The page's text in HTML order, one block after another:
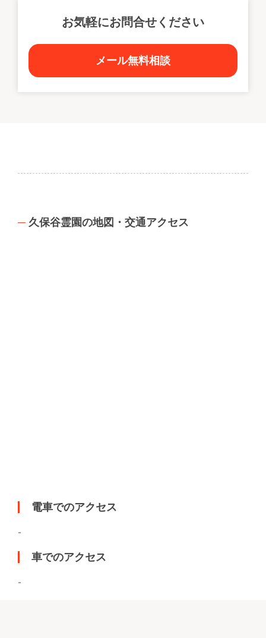
お気軽にお問合せください
メール無料相談
久保谷霊園の地図・交通アクセス
電車でのアクセス
-
車でのアクセス
-